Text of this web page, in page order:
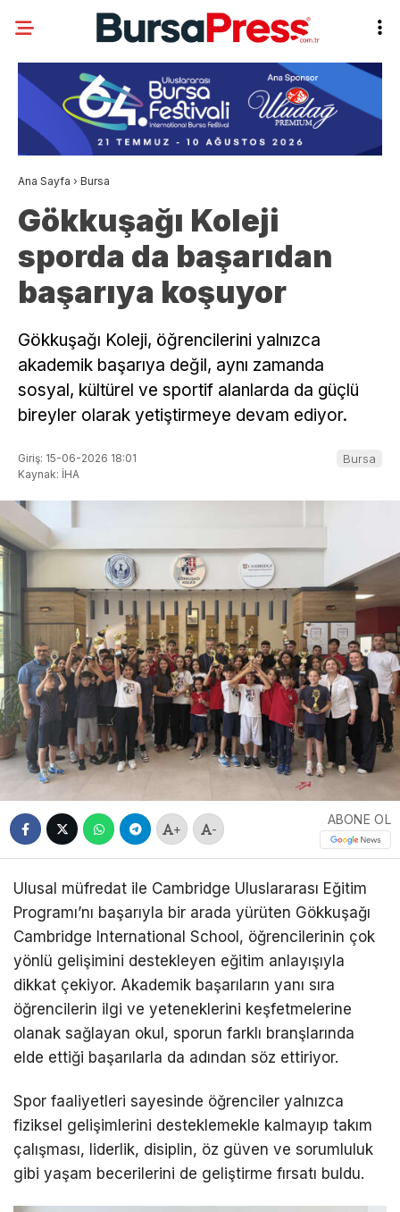
Ana Sayfa › Bursa
Gökkuşağı Koleji
sporda da başarıdan
başarıya koşuyor
Gökkuşağı Koleji, öğrencilerini yalnızca
akademik başarıya değil, aynı zamanda
sosyal, kültürel ve sportif alanlarda da güçlü
bireyler olarak yetiştirmeye devam ediyor.
Giriş: 15-06-2026 18:01
Kaynak: İHA
Bursa
+ -
ABONE OL
Ulusal müfredat ile Cambridge Uluslararası Eğitim
Programı’nı başarıyla bir arada yürüten Gökkuşağı
Cambridge International School, öğrencilerinin çok
yönlü gelişimini destekleyen eğitim anlayışıyla
dikkat çekiyor. Akademik başarıların yanı sıra
öğrencilerin ilgi ve yeteneklerini keşfetmelerine
olanak sağlayan okul, sporun farklı branşlarında
elde ettiği başarılarla da adından söz ettiriyor.
Spor faaliyetleri sayesinde öğrenciler yalnızca
fiziksel gelişimlerini desteklemekle kalmayıp takım
çalışması, liderlik, disiplin, öz güven ve sorumluluk
gibi yaşam becerilerini de geliştirme fırsatı buldu.